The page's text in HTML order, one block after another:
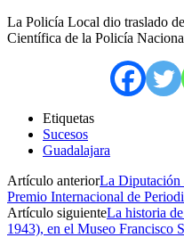
La Policía Local dio traslado
Científica de la Policía
Etiquetas
Sucesos
Guadalajara
Artículo anteriorLa Diputación
Premio Internacional de
Artículo siguienteLa historia
1943), en el Museo Francisco